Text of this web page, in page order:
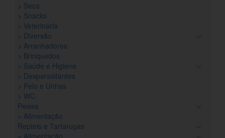
> Seca
> Snacks
> Veterinária
» Diversão
> Arranhadores
> Brinquedos
» Saúde e Higiene
> Desparasitantes
> Pelo e Unhas
> WC
Peixes
» Alimentação
Repteis e Tartarugas
» Alimentação